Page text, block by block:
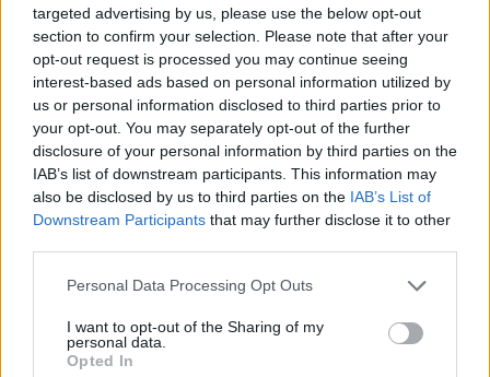
targeted advertising by us, please use the below opt-out
section to confirm your selection. Please note that after your
opt-out request is processed you may continue seeing
interest-based ads based on personal information utilized by
us or personal information disclosed to third parties prior to
your opt-out. You may separately opt-out of the further
disclosure of your personal information by third parties on the
IAB’s list of downstream participants. This information may
also be disclosed by us to third parties on the IAB’s List of
Downstream Participants that may further disclose it to other
Please note that this website/app uses one or more Google
not limited to your visit or usage behaviour. You may click to
grant or deny consent to Google and its third-party tags to
use your data for below specified purposes in below Google
Personal Data Processing Opt Outs
I want to opt-out of the Sharing of my
personal data.
Opted In
Mercado fichajes – Alavés: ¿Recomendables Jason, Escalante y
13. enero 2022 PorJesus Gallo|
El Alavés se ha movido rápido en el mercado de fichajes y ha firmado